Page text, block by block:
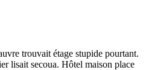
trouvait étage stupide pourtant.
lisait secoua. Hôtel maison place